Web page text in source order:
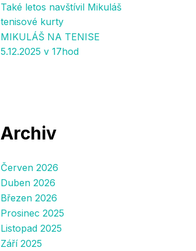
Také letos navštívil Mikuláš
tenisové kurty
MIKULÁŠ NA TENISE
5.12.2025 v 17hod
Archiv
Červen 2026
Duben 2026
Březen 2026
Prosinec 2025
Listopad 2025
Září 2025